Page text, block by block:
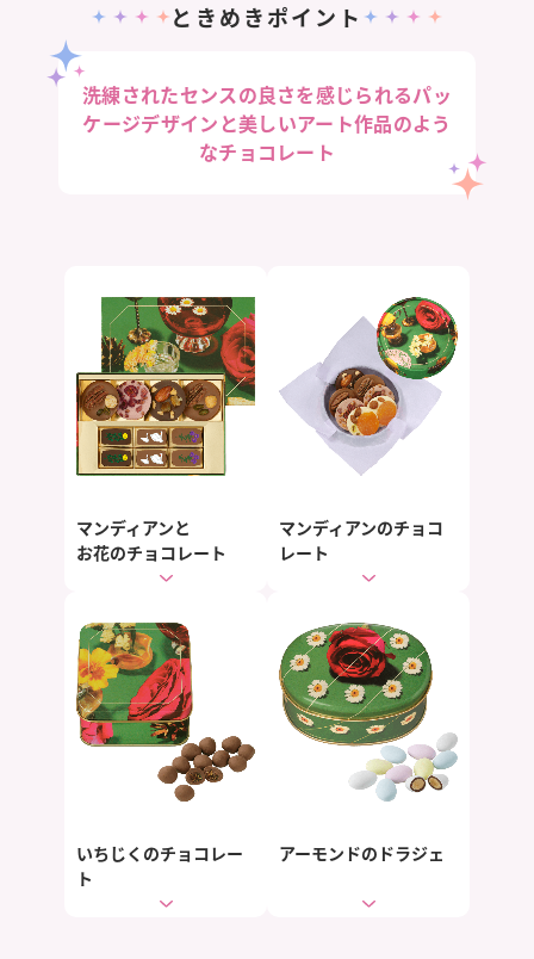
ときめきポイント
洗練されたセンスの良さを感じられるパッ
ケージデザインと美しいアート作品のよう
なチョコレート
マンディアンと
お花のチョコレート
マンディアンのチョコ
レート
いちじくのチョコレー
ト
アーモンドのドラジェ